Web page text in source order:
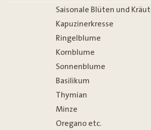
Saisonale Blüten und
Kapuzinerkresse
Ringelblume
Kornblume
Sonnenblume
Basilikum
Thymian
Minze
Oregano etc.